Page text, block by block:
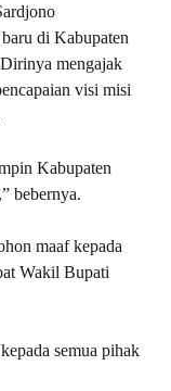
di Kabupaten
mengajak
visi misi
Kabupaten
bebernya.
maaf kepada
Wakil Bupati
semua pihak